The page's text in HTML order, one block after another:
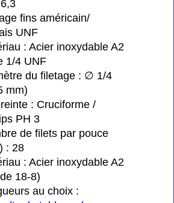
fins américain/
UNF
: Acier inoxydable A2
1/4 UNF
du filetage : ∅ 1/4
mm)
: Cruciforme /
PH 3
de filets par pouce
: 28
: Acier inoxydable A2
18-8)
au choix :